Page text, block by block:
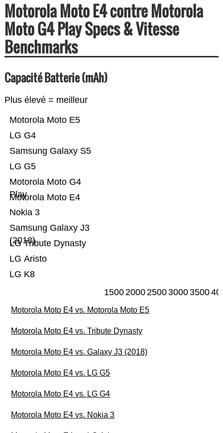
Motorola Moto E4 contre Motorola
Moto G4 Play Specs & Vitesse
Benchmarks
Capacité Batterie (mAh)
Plus élevé = meilleur
LG K8
LG Aristo
LG Tribute Dynasty
Samsung Galaxy J3
(2018)
Nokia 3
Motorola Moto E4
Motorola Moto G4
Play
LG G5
Samsung Galaxy S5
LG G4
Motorola Moto E5
15002000250030003500
Motorola Moto E4 vs. Motorola Moto E5
Motorola Moto E4 vs. Tribute Dynasty
Motorola Moto E4 vs. Galaxy J3 (2018)
Motorola Moto E4 vs. LG G5
Motorola Moto E4 vs. LG G4
Motorola Moto E4 vs. Nokia 3